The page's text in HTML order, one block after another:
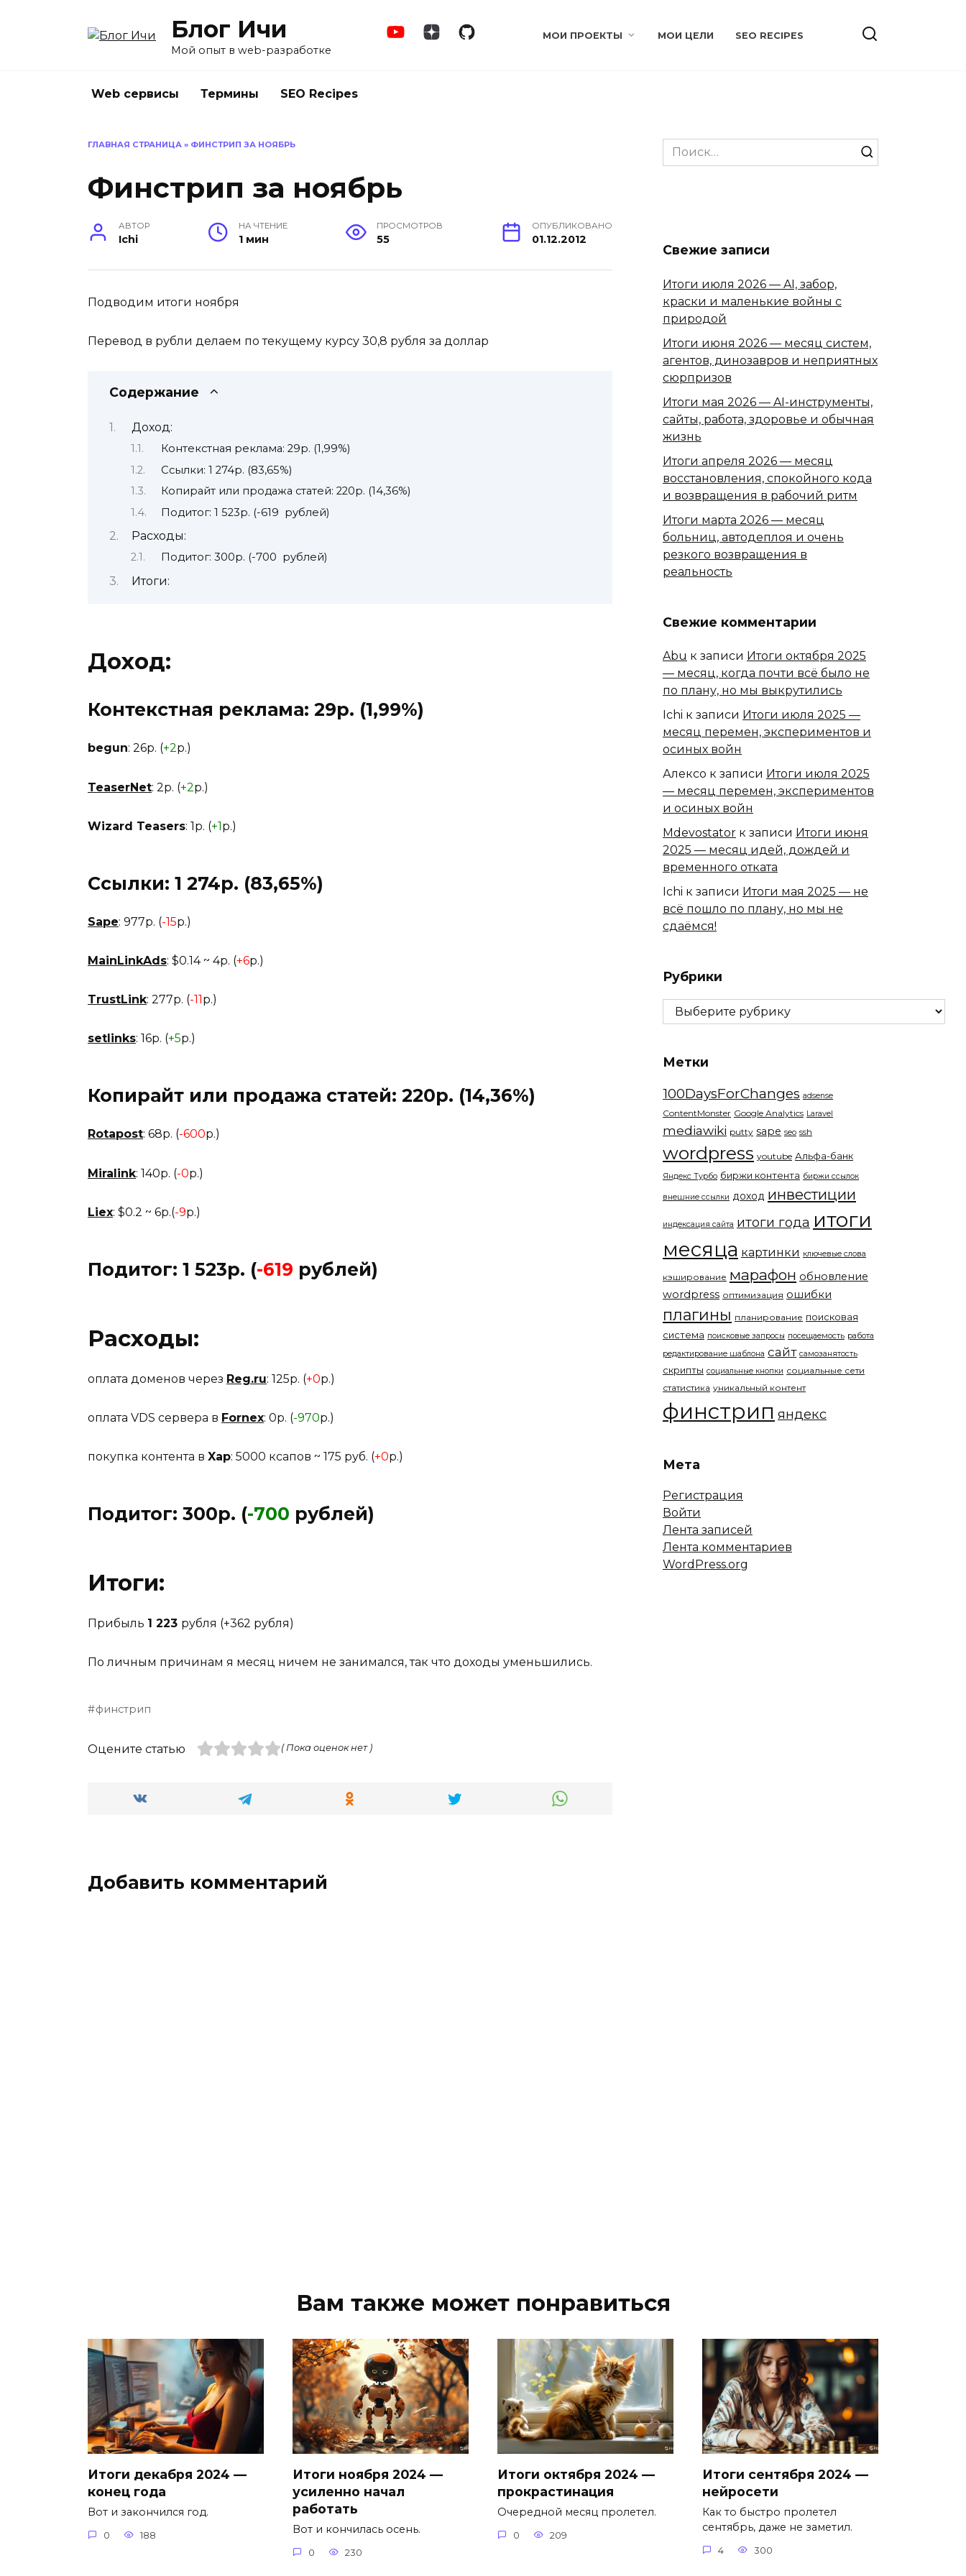
Блог Ичи
Мой опыт в web-разработке
МОИ ПРОЕКТЫ МОИ ЦЕЛИ SEO RECIPES
Web сервисы Термины SEO Recipes
ГЛАВНАЯ СТРАНИЦА » ФИНСТРИП ЗА НОЯБРЬ
Финстрип за ноябрь
АВТОР
Ichi
НА ЧТЕНИЕ
1 мин
ПРОСМОТРОВ
55
ОПУБЛИКОВАНО
01.12.2012
Подводим итоги ноября
Перевод в рубли делаем по текущему курсу 30,8 рубля за доллар
Содержание
Доход:
Контекстная реклама: 29р. (1,99%)
Ссылки: 1 274р. (83,65%)
Копирайт или продажа статей: 220р. (14,36%)
Подитог: 1 523р. (-619 рублей)
Расходы:
Подитог: 300р. (-700 рублей)
Итоги:
Доход:
Контекстная реклама: 29р. (1,99%)
begun: 26р. (+2р.)
TeaserNet: 2р. (+2р.)
Wizard Teasers: 1р. (+1р.)
Ссылки: 1 274р. (83,65%)
Sape: 977р. (-15р.)
MainLinkAds: $0.14 ~ 4р. (+6р.)
TrustLink: 277р. (-11 р.)
setlinks: 16р. (+5р.)
Копирайт или продажа статей: 220р. (14,36%)
Rotapost: 68р. (-600р.)
Miralink: 140р. (-0р.)
Liex: $0.2 ~ 6р.(-9р.)
Подитог: 1 523р. (-619 рублей)
Расходы:
оплата доменов через Reg.ru: 125р. (+0р.)
оплата VDS сервера в Fornex: 0р. (-970р.)
покупка контента в Xap: 5000 ксапов ~ 175 руб. (+0р.)
Подитог: 300р. (-700 рублей)
Итоги:
Прибыль 1 223 рубля (+362 рубля)
По личным причинам я месяц ничем не занимался, так что доходы уменьшились.
финстрип
Оцените статью ( Пока оценок нет )
Добавить комментарий
Search
for:
Свежие записи
Итоги июля 2026 — AI, забор,
краски и маленькие войны с
природой
Итоги июня 2026 — месяц систем,
агентов, динозавров и неприятных
сюрпризов
Итоги мая 2026 — AI-инструменты,
сайты, работа, здоровье и обычная
жизнь
Итоги апреля 2026 — месяц
восстановления, спокойного кода
и возвращения в рабочий ритм
Итоги марта 2026 — месяц
больниц, автодеплоя и очень
резкого возвращения в
реальность
Свежие комментарии
Abu к записи Итоги октября 2025
— месяц, когда почти всё было не
по плану, но мы выкрутились
Ichi к записи Итоги июля 2025 —
месяц перемен, экспериментов и
осиных войн
Алексо к записи Итоги июля 2025
— месяц перемен, экспериментов
и осиных войн
Mdevostator к записи Итоги июня
2025 — месяц идей, дождей и
временного отката
Ichi к записи Итоги мая 2025 — не
всё пошло по плану, но мы не
сдаёмся!
Рубрики
Рубрики
Метки
100DaysForChanges adsense
ContentMonster Google Analytics Laravel
mediawiki putty sape seo ssh
wordpress youtube Альфа-банк
Яндекс Турбо биржи контента биржи ссылок
внешние ссылки доход инвестиции
индексация сайта итоги года итоги
месяца картинки ключевые слова
кэширование марафон обновление
wordpress оптимизация ошибки
плагины планирование поисковая
система поисковые запросы посещаемость работа
редактирование шаблона сайт самозанятость
скрипты социальные кнопки социальные сети
статистика уникальный контент
финстрип яндекс
Мета
Регистрация
Войти
Лента записей
Лента комментариев
WordPress.org
Вам также может понравиться
Итоги декабря 2024 —
конец года
Вот и закончился год.
0 188
Итоги ноября 2024 —
усиленно начал
работать
Вот и кончилась осень.
0 230
Итоги октября 2024 —
прокрастинация
Очередной месяц пролетел.
0 209
Итоги сентября 2024 —
нейросети
Как то быстро пролетел
сентябрь, даже не заметил.
4 300